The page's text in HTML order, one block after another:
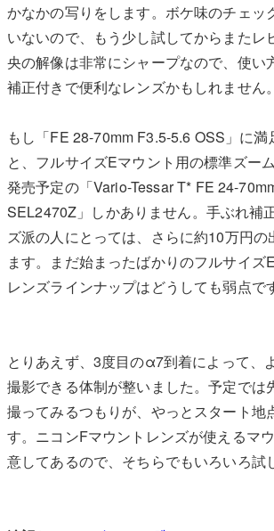
かなかの写りをします。ボケ味のチェッ
いないので、もう少し試してからまたレ
央の解像は非常にシャープなので、使い
補正付きで便利なレンズかもしれません。
もし「FE 28-70mm F3.5-5.6 OSS」に
と、フルサイズEマウント用の標準ズー
発売予定の「Vario-Tessar T* FE 24-
SEL2470Z」しかありません。手ぶれ補
ズ派の人にとっては、さらに約10万円の
ます。まだ始まったばかりのフルサイズ
レンズラインナップはどうしても弱点で
とりあえず、3度目のα7到着によって、
撮影できる体制が整いました。予定では
撮ってみるつもりが、やっとスタート地
す。ニコンFマウントレンズが使えるマ
意してあるので、そちらでもいろいろ試